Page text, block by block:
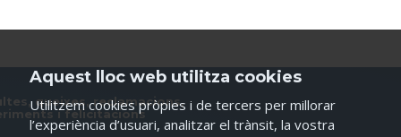
queixes, reclamacions,
i felicitacions
Aquest lloc web utilitza cookies
Utilitzem cookies pròpies i de tercers per millorar
l’experiència d’usuari, analitzar el trànsit, la vostra